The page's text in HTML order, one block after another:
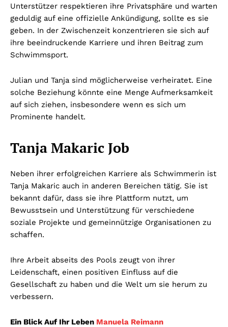
Unterstützer respektieren ihre Privatsphäre und warten
geduldig auf eine offizielle Ankündigung, sollte es sie
geben. In der Zwischenzeit konzentrieren sie sich auf
ihre beeindruckende Karriere und ihren Beitrag zum
Schwimmsport.
Julian und Tanja sind möglicherweise verheiratet. Eine
solche Beziehung könnte eine Menge Aufmerksamkeit
auf sich ziehen, insbesondere wenn es sich um
Prominente handelt.
Tanja Makaric Job
Neben ihrer erfolgreichen Karriere als Schwimmerin ist
Tanja Makaric auch in anderen Bereichen tätig. Sie ist
bekannt dafür, dass sie ihre Plattform nutzt, um
Bewusstsein und Unterstützung für verschiedene
soziale Projekte und gemeinnützige Organisationen zu
schaffen.
Ihre Arbeit abseits des Pools zeugt von ihrer
Leidenschaft, einen positiven Einfluss auf die
Gesellschaft zu haben und die Welt um sie herum zu
verbessern.
Ein Blick Auf Ihr Leben Manuela Reimann